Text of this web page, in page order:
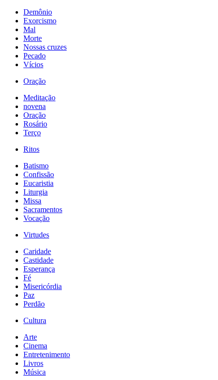
Demônio
Exorcismo
Mal
Morte
Nossas cruzes
Pecado
Vícios
Oração
Meditação
novena
Oração
Rosário
Terço
Ritos
Batismo
Confissão
Eucaristia
Liturgia
Missa
Sacramentos
Vocação
Virtudes
Caridade
Castidade
Esperança
Fé
Misericórdia
Paz
Perdão
Cultura
Arte
Cinema
Entretenimento
Livros
Música